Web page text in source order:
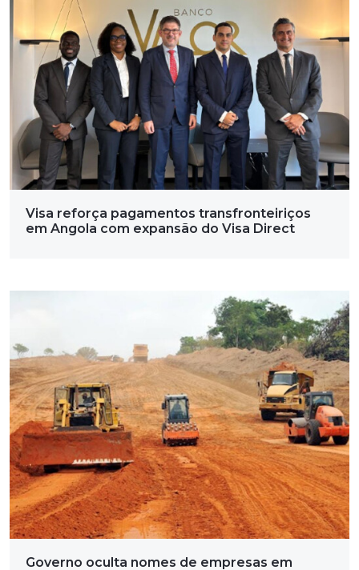
Visa reforça pagamentos transfronteiriços
em Angola com expansão do Visa Direct
Governo oculta nomes de empresas em